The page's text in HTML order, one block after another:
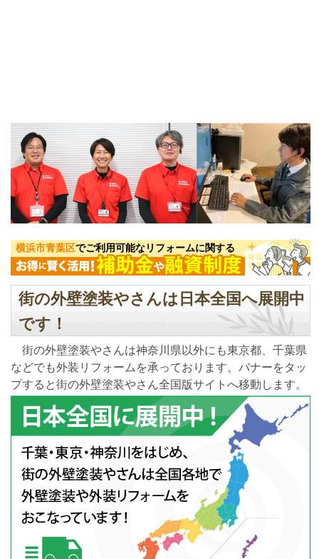
横浜市青葉区でご利用可能なリフォームに関する
街の外壁塗装やさんは日本全国へ展開中
です！
街の外壁塗装やさんは神奈川県以外にも東京都、千葉県
などでも外装リフォームを承っております。バナーをタッ
プすると街の外壁塗装やさん全国版サイトへ移動します。